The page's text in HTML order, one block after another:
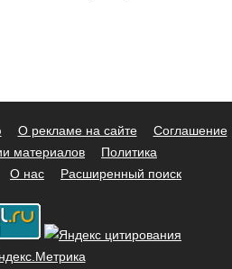
О рекламе на сайте
Соглашение
материалов
Политика
О нас Расширенный поиск